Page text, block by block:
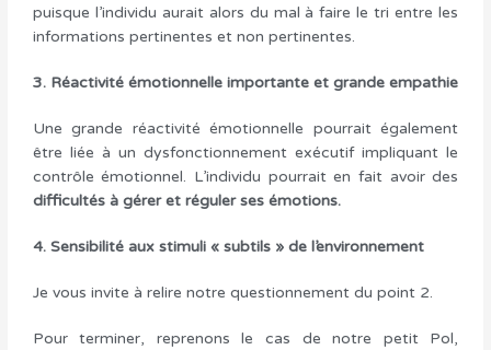
puisque l’individu aurait alors du mal à faire le tri entre les
informations pertinentes et non pertinentes.
3. Réactivité émotionnelle importante et grande empathie
Une grande réactivité émotionnelle pourrait également
être liée à un dysfonctionnement exécutif impliquant le
contrôle émotionnel. L’individu pourrait en fait avoir des
difficultés à gérer et réguler ses émotions.
4. Sensibilité aux stimuli « subtils » de l’environnement
Je vous invite à relire notre questionnement du point 2.
Pour terminer, reprenons le cas de notre petit Pol,